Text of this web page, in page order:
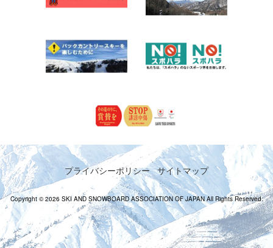
プライバシーポリシー サイトマップ
Copyright © 2026 SKI AND SNOWBOARD ASSOCIATION OF JAPAN All Rights Reserved.